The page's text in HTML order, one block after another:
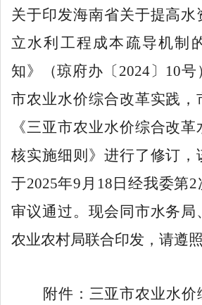
关于印发海南省关于提高水
立水利工程成本疏导机制
知》（琼府办〔 2024〕 10号
市农业水价综合改革实践，
《三亚市农业水价综合改
核实施细则》进行了修订，
于2025年9 月 18 日经我委第2
审议通过。现会同市水务局
农业农村局联合印发，请遵照
附件：三亚市农业水价